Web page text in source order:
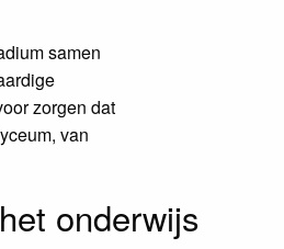
samen
zorgen dat
van
onderwijs